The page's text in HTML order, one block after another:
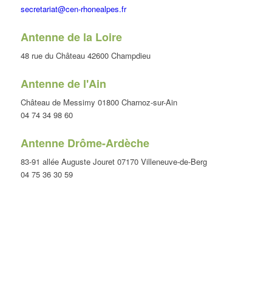
secretariat@cen-rhonealpes.fr
Antenne de la Loire
48 rue du Château 42600 Champdieu
Antenne de l'Ain
Château de Messimy 01800 Charnoz-sur-Ain
04 74 34 98 60
Antenne Drôme-Ardèche
83-91 allée Auguste Jouret 07170 Villeneuve-de-Berg
04 75 36 30 59